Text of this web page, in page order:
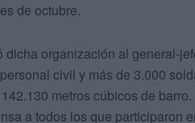
de octubre.
dicha organización al general-
civil y más de 3.000
metros cúbicos de
a todos los que participaron